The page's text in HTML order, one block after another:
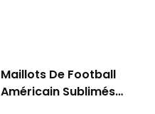
Maillots De Football
Américain Sublimés